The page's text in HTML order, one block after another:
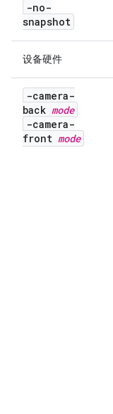
-no-
snapshot
设备硬件
-camera-
back mode
-camera-
front mode